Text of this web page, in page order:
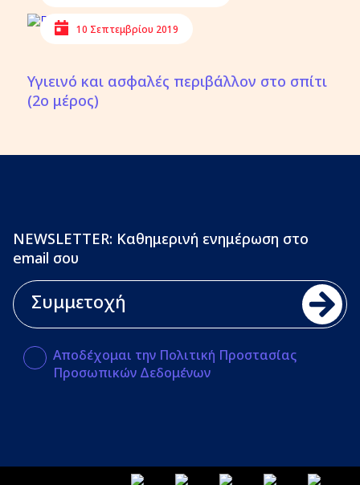
10 Σεπτεμβρίου 2019
Υγιεινό και ασφαλές περιβάλλον στο σπίτι
(2ο μέρος)
NEWSLETTER: Καθημερινή ενημέρωση στο
email σου
Αποδέχομαι την Πολιτική Προστασίας
Προσωπικών Δεδομένων